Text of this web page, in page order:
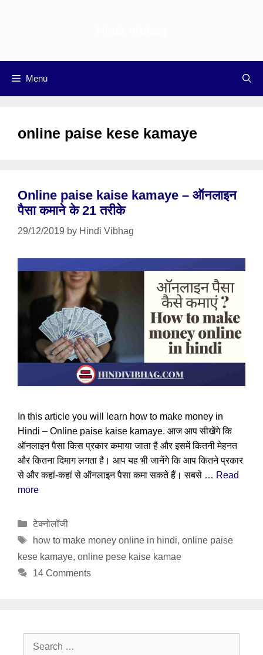
Menu
online paise kese kamaye
Online paise kaise kamaye – ऑनलाइन
पैसा कमाने के 21 तरीके
29/12/2019 by Hindi Vibhag
In this article you will learn how to make money in
Hindi – Online paise kaise kamaye. आज आप सीखेंगे कि
ऑनलाइन पैसा किस प्रकार कमाया जाता है और इसमें कितनी मेहनत
और कितना दिमाग लगता है। आप यह भी जानेंगे कि आप कितने प्रकार
से और कहां-कहां से ऑनलाइन पैसा कमा सकते हैं। सबसे … Read
more
Categories
टेक्नोलॉजी
Tags
how to make money online in hindi, online paise
kese kamaye, online pese kaise kamae
14 Comments
Search